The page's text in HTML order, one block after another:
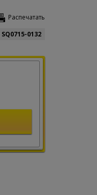
Распечатать
SQ0715-0132